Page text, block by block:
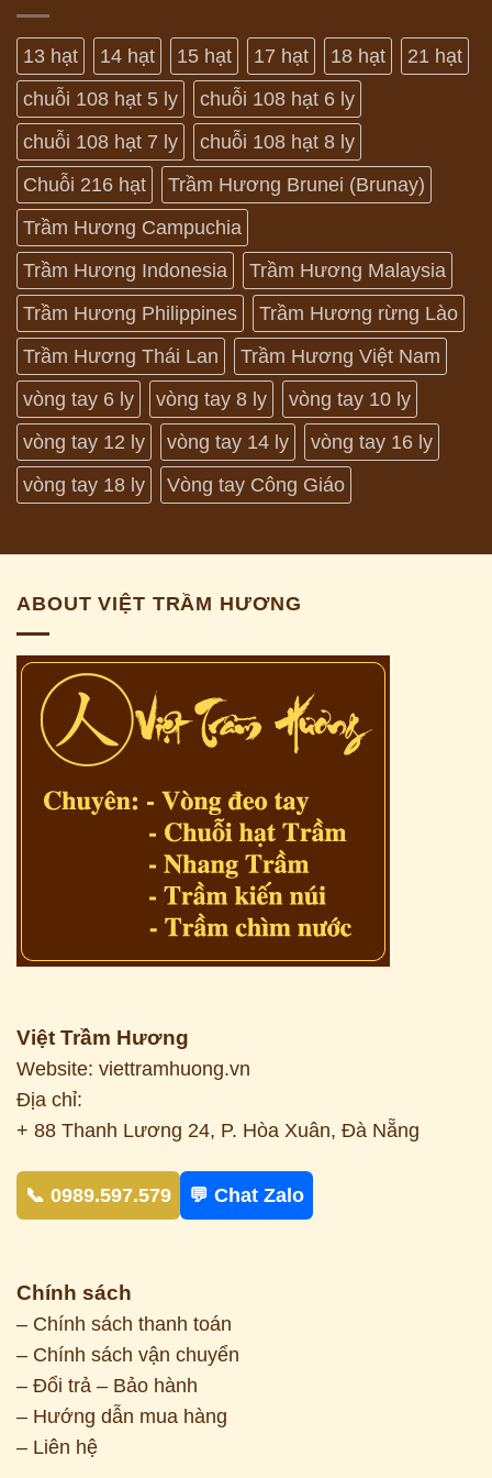
13 hạt 14 hạt 15 hạt 17 hạt 18 hạt
21 hạt
chuỗi 108 hạt 5 ly
chuỗi 108 hạt 6 ly
chuỗi 108 hạt 7 ly
chuỗi 108 hạt 8 ly
Chuỗi 216 hạt
Trầm Hương Brunei (Brunay)
Trầm Hương Campuchia
Trầm Hương Indonesia
Trầm Hương Malaysia
Trầm Hương Philippines
Trầm Hương rừng Lào
Trầm Hương Thái Lan
Trầm Hương Việt Nam
vòng tay 6 ly
vòng tay 8 ly
vòng tay 10 ly
vòng tay 12 ly
vòng tay 14 ly
vòng tay 16 ly
vòng tay 18 ly
Vòng tay Công Giáo
ABOUT VIỆT TRẦM HƯƠNG
Việt Trầm Hương
Website: viettramhuong.vn
Địa chỉ:
+ 88 Thanh Lương 24, P. Hòa Xuân, Đà Nẵng
📞 0989.597.579 💬 Chat Zalo
Chính sách
– Chính sách thanh toán
– Chính sách vận chuyển
– Đổi trả – Bảo hành
– Hướng dẫn mua hàng
– Liên hệ